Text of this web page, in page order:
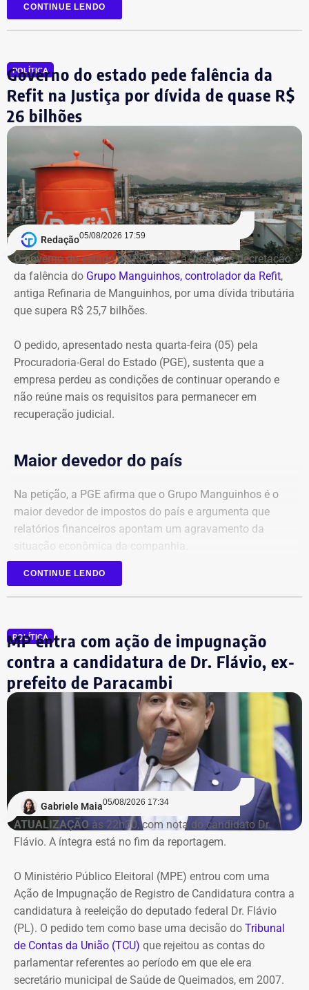
eleito na última legislatura da Câmara e agora disputa,
pela primeira vez, o cargo de deputado estadual.
CONTINUE LENDO
POLÍTICA
Governo do estado pede falência da
Refit na Justiça por dívida de quase R$
26 bilhões
Redação05/08/2026 17:59
O governo do estado do Rio pediu à Justiça a decretação
da falência do Grupo Manguinhos, controlador da Refit,
antiga Refinaria de Manguinhos, por uma dívida tributária
que supera R$ 25,7 bilhões.
O pedido, apresentado nesta quarta-feira (05) pela
Procuradoria-Geral do Estado (PGE), sustenta que a
empresa perdeu as condições de continuar operando e
não reúne mais os requisitos para permanecer em
recuperação judicial.
Maior devedor do país
Na petição, a PGE afirma que o Grupo Manguinhos é o
maior devedor de impostos do país e argumenta que
relatórios financeiros apontam um agravamento da
situação econômica da companhia.
Segundo o órgão, após registrar faturamento superior a
R$ 1 bilhão por mês em 2025, a empresa sofreu uma
praticamente zero no início de 2026.
Ainda de acordo com a procuradoria, o grupo continuou
acumulando prejuízos, manteve elevados custos
operacionais e não apresentou perspectiva de geração de
caixa suficiente para sustentar as atividades ou quitar
Na avaliação do Executivo estadual, a recuperação
judicial deixou de cumprir sua função de permitir a
recuperação da empresa.
Refit não teria honrado os
pagamentos
O governo também sustenta que os responsáveis pela
Refit descumpriram o parcelamento especial firmado
para quitar débitos tributários. Conforme a PGE, as
parcelas deixaram de ser pagas por mais de 90 dias,
situação que, segundo a legislação, autoriza o
CONTINUE LENDO
POLÍTICA
MP entra com ação de impugnação
contra a candidatura de Dr. Flávio, ex-
prefeito de Paracambi
Gabriele Maia05/08/2026 17:34
ATUALIZAÇÃO às 22h30, com nota do candidato Dr.
Flávio. A íntegra está no fim da reportagem.
O Ministério Público Eleitoral (MPE) entrou com uma
Ação de Impugnação de Registro de Candidatura contra a
candidatura à reeleição do deputado federal Dr. Flávio
(PL). O pedido tem como base uma decisão do Tribunal
de Contas da União (TCU) que rejeitou as contas do
parlamentar referentes ao período em que ele era
secretário municipal de Saúde de Queimados, em 2007.